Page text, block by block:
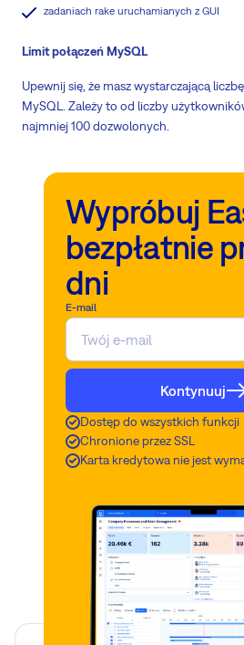
zadaniach rake uruchamianych z GUI
Limit połączeń MySQL
Upewnij się, że masz wystarczającą
MySQL. Zależy to od liczby
najmniej 100 dozwolonych.
Wypróbuj
bezpłatnie
dni
E-mail
Kontynuuj
Dostęp do wszystkich funkcji
Chronione przez SSL
Karta kredytowa nie jest